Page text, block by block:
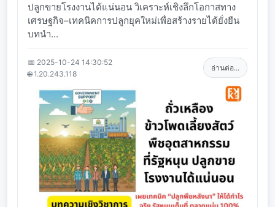
ปลูกขายโรงงานได้แน่นอน วิเคราะห์เชิงลึกโอกาสทาง
เศรษฐกิจ–เทคนิคการปลูกยุคใหม่เพื่อสร้างรายได้ยั่งยืน
บทนำ...
📅 2025-10-24 14:30:52
🌐 1.20.243.118
อ่านต่อ...